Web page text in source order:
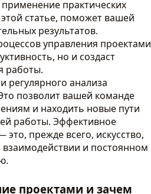
практических
статье, поможет вашей
результатов.
управления проектами
но и создаст
работы.
регулярного анализа
позволит вашей команде
и находить новые пути
работы. Эффективное
прежде всего, искусство,
и постоянном
проектами и зачем